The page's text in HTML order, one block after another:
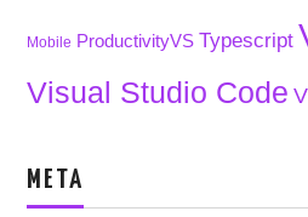
Mobile ProductivityVS Typescript
Visual Studio Code
META